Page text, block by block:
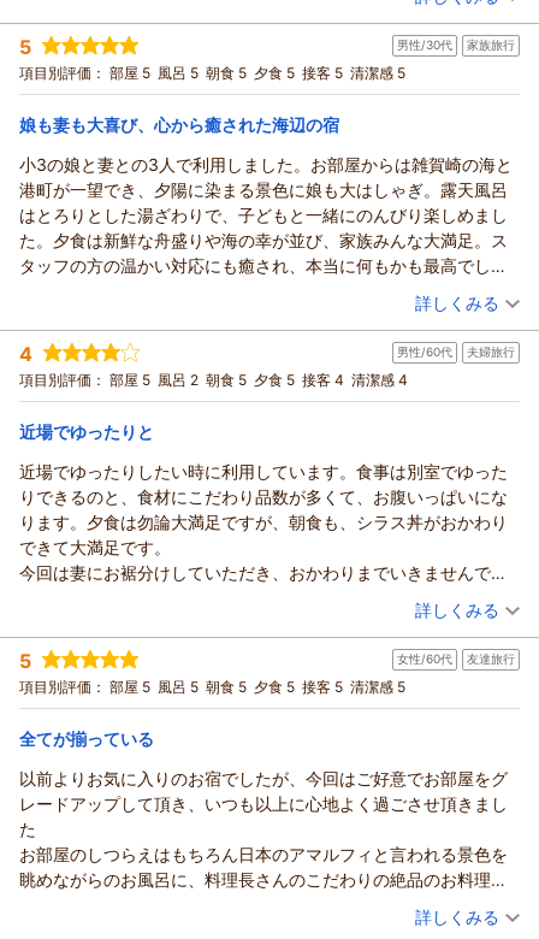
これからも、お越しいただく皆様に景色・お料理・温泉、そし
て人の温かさも含めて「また来たい」と思っていただける宿を
目指して努めてまいります。
さんちゃん様のまたのお帰りを、漁火の宿シーサイド観潮スタ
ッフ一同心よりお待ち申し上げております。
漁火の宿シーサイド観潮スタッフ一同
（返信日：2026/07/15）
み足のことを考え、今回は和洋室をご用意させていただきまし
た。快適にお過ごしいただけたようで、私どもも安心いたしま
した。
そして、「また来年お邪魔いたします」とのお言葉に加え、来
年はお孫様もご一緒にお越しいただけるご予定とのこと、大変
楽しみにしております。世代を超えてご家族皆様の思い出の場
所として当館をお選びいただけることは、宿に携わる者として
何よりの幸せでございます。
これからも、お越しいただくたびに「今年も来て良かった」と
感じていただけるよう、美味しいお料理と心を込めたおもてな
しょうくん様ご家族皆様のまたのお帰りを、漁火の宿シーサイ
ド観潮スタッフ一同心よりお待ち申し上げております。
漁火の宿シーサイド観潮スタッフ一同
（返信日：2026/07/15）
こと、心より御礼申し上げます。
先月には姉妹館「萬波」にもご宿泊いただき、このたびもご縁
をいただけましたことを大変嬉しく思っております。ささやか
ではございますが、お部屋のグレードアップやお料理の一品サ
ービスもお喜びいただけたようで何よりでございます。
と、料理長をはじめ調理スタッフも大変喜んでおります。和歌
山ならではの旬の味覚を、ご家族皆様でゆっくりお楽しみいた
だけましたら幸いでございます。
また、温泉では他のお客様と重なることなく、お嬢様とごゆっ
くりお話をされながらお過ごしいただけたとのこと、とても心
温まるご様子が伝わってまいりました。ご出産を前に、ご家族
も大変嬉しいことでございます。
お部屋でも広々とした空間で、のんびりとお寛ぎいただけたご
様子に安堵いたしました。
次回は、ご家族が一人増え、さらに賑やかになられた皆様にお
会いできますことを、スタッフ一同今から楽しみにしておりま
す。どうぞお身体を大切に、元気な赤ちゃんのご誕生を心より
お祈り申し上げます。
みな様ご家族のまたのお帰りを、漁火の宿シーサイド観潮スタ
ッフ一同心よりお待ち申し上げております。
漁火の宿シーサイド観潮スタッフ一同
（返信日：2026/07/15）
もてなしで素敵な1日を過ごせました。今回も売店で販売している
冷凍ハンバーグや釜揚げしらすなども購入させて頂きました。本
当にとても美味しいです！ありがとうございました。
宿泊時期： 2026年06月宿泊 (夫婦旅行)
投稿者： zueさん(女性/50代)
宿泊プラン： 【薪火料理スタート記念】＜第１弾＞1室最大12,000円OFF！
基本プランを一番お得に♪
和洋室 朝・夕
宿泊価格帯： 28,001～29,000円(大人一人あたり/税込)
紀州温泉 ありがとうの湯 漁火の宿 シーサイド観潮からの返信
zue様
いつも漁火の宿シーサイド観潮をご愛顧いただき、誠にありが
とうございます。
この度はオール五点満点を頂戴し、感激しております。私たち
2月にお越しいただいた際、新しいお部屋についてご興味を持っ
てくださり、今回そのお部屋を目的に再びお越しいただけまし
たこと、大変嬉しく存じます。
新しいお部屋に入られた瞬間から、畳の香りや木の温もりを感
じていただき、「とても居心地の良いお部屋」とのお言葉を頂
す。
今回ご宿泊いただいた新客室「和匠」は、和歌山で活躍する建
築設計事務所が手掛けた、「住みたくなるような和室」をテー
マにしたお部屋でございます。大きなピクチャーウィンドーか
らは、日本のアマルフィとも称される雑賀崎の美しい景色を一
枚の絵画のようにお楽しみいただけます。ゆったりとした時間
ります。
また、毎回スタッフとの会話を楽しみにしてくださり、お食事
やおもてなしにも温かいお言葉をいただき、心より御礼申し上
げます。こうして何度もお帰りいただき、変わらず楽しい時間
みでございます。
さらに、売店では冷凍ハンバーグや釜揚げしらすもご購入いた
だき、誠にありがとうございます。「本当にとても美味しい」
とのお言葉まで頂戴し、大変光栄に存じます。
熊野牛を使用したハンバーグは、お子様ランチでもご提供して
おり、お子様から大人の方までご好評をいただいております。
また、釜揚げしらすは朝食の名物「しらす丼」として多くのお
5 男性/30代 家族旅行
項目別評価： 部屋 5 風呂 5 朝食 5 夕食 5 接客 5 清潔感 5
娘も妻も大喜び、心から癒された海辺の宿
小3の娘と妻との3人で利用しました。お部屋からは雑賀崎の海と
港町が一望でき、夕陽に染まる景色に娘も大はしゃぎ。露天風呂
はとろりとした湯ざわりで、子どもと一緒にのんびり楽しめまし
た。夕食は新鮮な舟盛りや海の幸が並び、家族みんな大満足。ス
タッフの方の温かい対応にも癒され、本当に何もかも最高でし
（投稿日：2026/06/24）
宿泊時期： 2026年06月宿泊 (家族旅行)
投稿者： だんさん(男性/30代)
宿泊プラン： 【薪火料理スタート記念】＜第１弾＞1室最大12,000円OFF！
基本プランを一番お得に♪
和室 朝・夕
宿泊価格帯： 19,001～20,000円(大人一人あたり/税込)
紀州温泉 ありがとうの湯 漁火の宿 シーサイド観潮からの返信
だん様
このたびはご家族皆様で漁火の宿シーサイド観潮へご宿泊いた
だき、誠にありがとうございました。
さらに、オール5点という最高のご評価を頂戴し、スタッフ一
同心より感謝申し上げます。このような温かいお言葉は、私ど
もにとって何よりの励みでございます。
お部屋からご覧いただいた雑賀崎の海と港町の景色、そして夕
陽に染まる風景を、お嬢様にもお喜びいただけたとのこと、大
変嬉しく拝読いたしました。和歌の浦・雑賀崎ならではの景色
は、時間とともに表情を変え、ご家族皆様の思い出の一頁とな
また、露天風呂ではとろりとした湯ざわりの温泉を、お子様と
ご一緒にゆったりとお楽しみいただけたとのこと、心安らぐひ
とときをお過ごしいただけたご様子に私どもも嬉しい気持ちで
いっぱいです。
ご夕食では、新鮮な舟盛りをはじめとした海の幸をご家族皆様
でご満足いただけたとのお言葉を頂戴し、料理長をはじめ調理
詳しくみる
4 男性/60代 夫婦旅行
項目別評価： 部屋 5 風呂 2 朝食 5 夕食 5 接客 4 清潔感 4
近場でゆったりと
近場でゆったりしたい時に利用しています。食事は別室でゆった
りできるのと、食材にこだわり品数が多くて、お腹いっぱいにな
ります。夕食は勿論大満足ですが、朝食も、シラス丼がおかわり
できて大満足です。
今回は妻にお裾分けしていただき、おかわりまでいきませんでし
た。部屋も片付けが行き届き綺麗だったのですが、ただひとつ楽
しみにしていた露天風呂の傷みがあり、少し残念でした。勿論ア
ンケートにも書かせていただきましたので、次回利用事には改善
されている事と思いますが、今回3度目の利用でしたので、事前に
なんらかの対応があってもと思うと少し残念かな、隣の露天風呂
えていただく事もありますが、旅館ではと思いそのまま利用させ
ていただきましたが、次回は改善されていることを期待したいと
思います。
（投稿日：2026/06/19）
宿泊時期： 2026年06月宿泊 (夫婦旅行)
投稿者： ゆーさんさん
宿泊プラン： 【薪火料理スタート記念】＜第１弾＞1室最大12,000円OFF！
基本プランを一番お得に♪
和洋室 朝・夕
宿泊価格帯： 30,001円以上(大人一人あたり/税込)
紀州温泉 ありがとうの湯 漁火の宿 シーサイド観潮からの返信
ゆーさん様
いつも漁火の宿シーサイド観潮をご利用いただき、誠にありが
とうございます。近場でゆったりとした時間を過ごしたい時の
宿として、繰り返しお選びいただけておりますこと、スタッフ
詳しくみる
5 女性/60代 友達旅行
項目別評価： 部屋 5 風呂 5 朝食 5 夕食 5 接客 5 清潔感 5
全てが揃っている
以前よりお気に入りのお宿でしたが、今回はご好意でお部屋をグ
レードアップして頂き、いつも以上に心地よく過ごさせ頂きまし
た
お部屋のしつらえはもちろん日本のアマルフィと言われる景色を
眺めながらのお風呂に、料理長さんのこだわりの絶品のお料理に
（投稿日：2026/06/19）
詳しくみる